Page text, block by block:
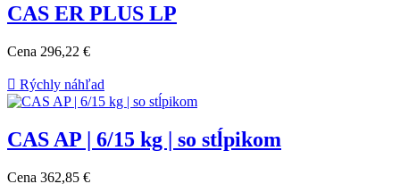
CAS ER PLUS LP
Cena 296,22 €
 Rýchly náhľad
CAS AP | 6/15 kg | so stĺpikom
Cena 362,85 €